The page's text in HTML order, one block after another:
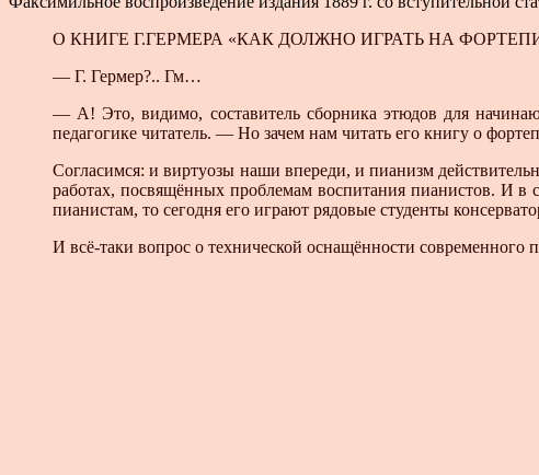
О КНИГЕ Г.ГЕРМЕРА «КАК ДОЛЖНО ИГРАТЬ НА
— Г. Гермер?.. Гм…
— А! Это, видимо, составитель сборника этюдов для
педагогике читатель. — Но зачем нам читать его книгу о
Согласимся: и виртуозы наши впереди, и пианизм
работах, посвящённых проблемам воспитания пианистов. И в
пианистам, то сегодня его играют рядовые студенты
И всё-таки вопрос о технической оснащённости современного